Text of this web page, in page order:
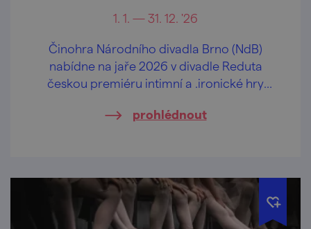
1. 1. — 31. 12. '26
Činohra Národního divadla Brno (NdB)
nabídne na jaře 2026 v divadle Reduta
českou premiéru intimní a .ironické hry
prohlédnout